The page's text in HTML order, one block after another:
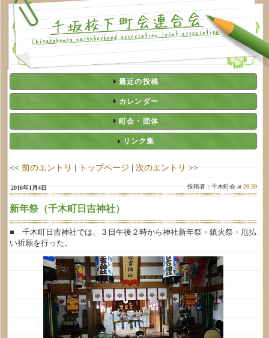
最近の投稿
カレンダー
町会・団体
リンク集
<< 前のエントリ | トップページ | 次のエントリ >>
2016年1月4日 投稿者：千木町会 at20:39
新年祭（千木町日吉神社）
■ 千木町日吉神社では、３日午後２時から神社新年祭・鎮火祭・厄払
い祈願を行った。